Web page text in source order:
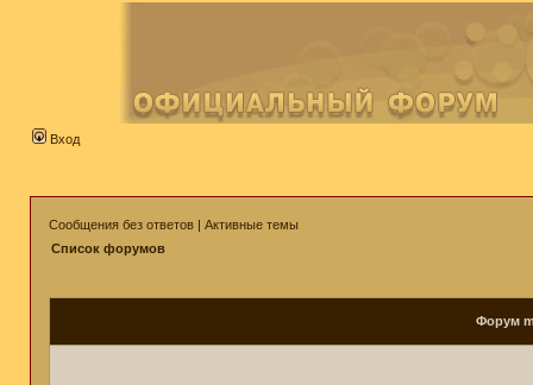
Вход
Сообщения без ответов | Активные темы
Список форумов
Форум